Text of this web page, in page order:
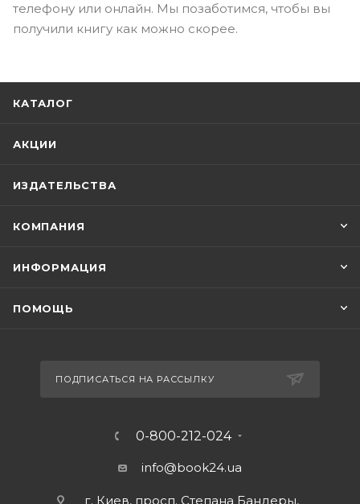
телефону или онлайн. Мы позаботимся, чтобы вы
получили книгу как можно скорее.
КАТАЛОГ
АКЦИИ
ИЗДАТЕЛЬСТВА
КОМПАНИЯ
ИНФОРМАЦИЯ
ПОМОЩЬ
ПОДПИСАТЬСЯ НА РАССЫЛКУ
0-800-212-024
info@book24.ua
г. Киев, просп. Степана Бандеры,